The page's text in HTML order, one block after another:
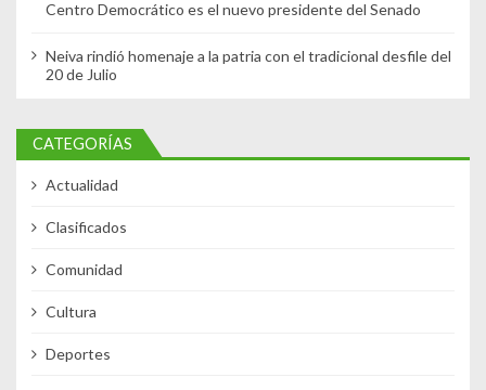
Centro Democrático es el nuevo presidente del Senado
Neiva rindió homenaje a la patria con el tradicional desfile del
20 de Julio
CATEGORÍAS
Actualidad
Clasificados
Comunidad
Cultura
Deportes